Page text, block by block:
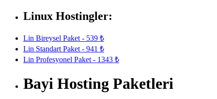
Linux Hostingler:
Lin Bireysel Paket - 539 ₺
Lin Standart Paket - 941 ₺
Lin Profesyonel Paket - 1343 ₺
Bayi Hosting Paketleri